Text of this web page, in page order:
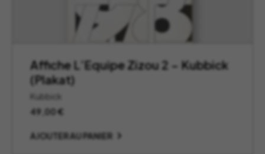
Affiche L’Equipe Zizou 2 – Kubbick
(Plakat)
Kubbick
49,00€
AJOUTER AU PANIER